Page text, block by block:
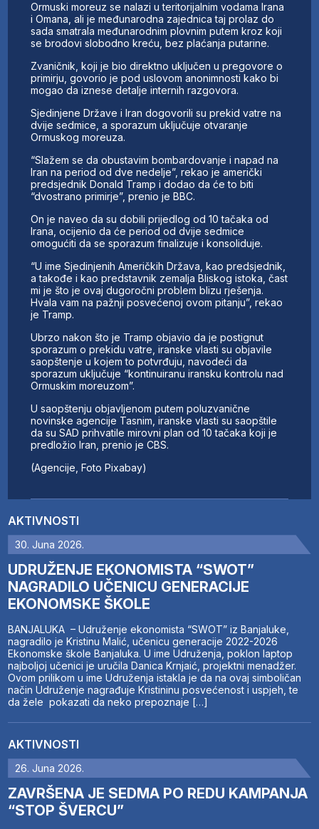
AKTIVNOSTI
30. Juna 2026.
UDRUŽENJE EKONOMISTA “SWOT”
NAGRADILO UČENICU GENERACIJE
EKONOMSKE ŠKOLE
BANJALUKA – Udruženje ekonomista “SWOT” iz Banjaluke,
nagradilo je Kristinu Malić, učenicu generacije 2022-2026
Ekonomske škole Banjaluka. U ime Udruženja, poklon laptop
najboljoj učenici je uručila Danica Krnjaić, projektni menadžer.
Ovom prilikom u ime Udruženja istakla je da na ovaj simboličan
način Udruženje nagrađuje Kristininu posvećenost i uspjeh, te
da žele pokazati da neko prepoznaje […]
AKTIVNOSTI
26. Juna 2026.
ZAVRŠENA JE SEDMA PO REDU KAMPANJA
“STOP ŠVERCU”
Ormuski moreuz se nalazi u teritorijalnim vodama Irana
i Omana, ali je međunarodna zajednica taj prolaz do
sada smatrala međunarodnim plovnim putem kroz koji
se brodovi slobodno kreću, bez plaćanja putarine.
Zvaničnik, koji je bio direktno uključen u pregovore o
primirju, govorio je pod uslovom anonimnosti kako bi
mogao da iznese detalje internih razgovora.
Sjedinjene Države i Iran dogovorili su prekid vatre na
dvije sedmice, a sporazum uključuje otvaranje
Ormuskog moreuza.
“Slažem se da obustavim bombardovanje i napad na
Iran na period od dve nedelje”, rekao je američki
predsjednik Donald Tramp i dodao da će to biti
“dvostrano primirje”, prenio je BBC.
On je naveo da su dobili prijedlog od 10 tačaka od
Irana, ocijenio da će period od dvije sedmice
omogućiti da se sporazum finalizuje i konsoliduje.
“U ime Sjedinjenih Američkih Država, kao predsjednik,
a takođe i kao predstavnik zemalja Bliskog istoka, čast
mi je što je ovaj dugoročni problem blizu rješenja.
Hvala vam na pažnji posvećenoj ovom pitanju”, rekao
je Tramp.
Ubrzo nakon što je Tramp objavio da je postignut
sporazum o prekidu vatre, iranske vlasti su objavile
saopštenje u kojem to potvrđuju, navodeći da
sporazum uključuje “kontinuiranu iransku kontrolu nad
Ormuskim moreuzom”.
U saopštenju objavljenom putem poluzvanične
novinske agencije Tasnim, iranske vlasti su saopštile
da su SAD prihvatile mirovni plan od 10 tačaka koji je
predložio Iran, prenio je CBS.
(Agencije, Foto Pixabay)